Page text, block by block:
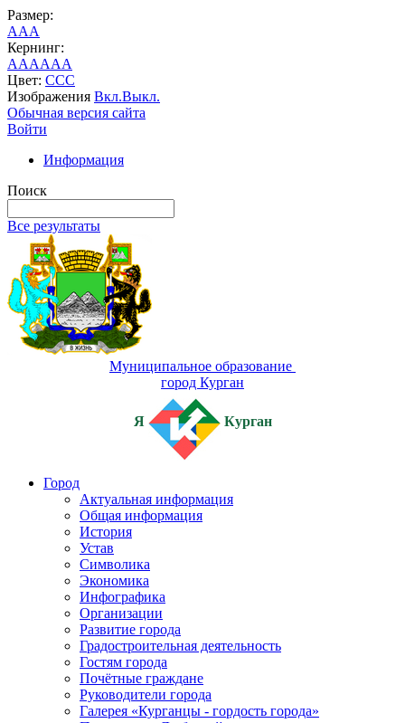
Размер:
AAA
Кернинг:
AAAAAA
Цвет: CCC
Изображения Вкл.Выкл.
Обычная версия сайта
Войти
Информация
Поиск
Все результаты
Муниципальное образование
город Курган
Я Курган
Город
Актуальная информация
Общая информация
История
Устав
Символика
Экономика
Инфографика
Организации
Развитие города
Градостроительная деятельность
Гостям города
Почётные граждане
Руководители города
Галерея «Курганцы - гордость города»